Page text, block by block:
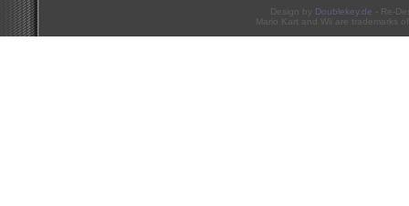
Design by Doublekey.de - Re-
Mario Kart and Wii are trademarks